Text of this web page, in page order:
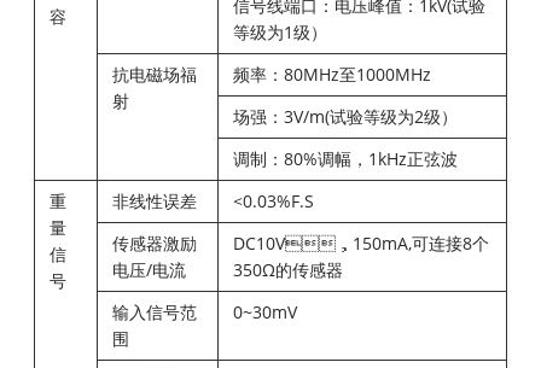
容
信号线端口：电压峰值：1kV(试验
等级为1级）
抗电磁场福
射
频率：80MHz至1000MHz
场强：3V/m(试验等级为2级）
调制：80%调幅，1kHz正弦波
重
量
信
号
非线性误差
<0.03%F.S
传感器激励
电压/电流
DC10V，150mA,可连接8个
350Ω的传感器
输入信号范
围
0~30mV